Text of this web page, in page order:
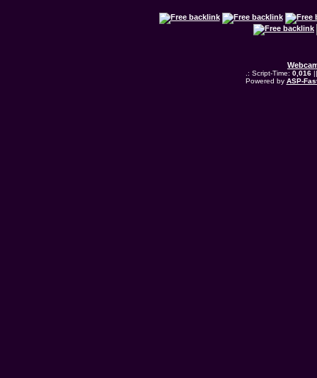
.: Script-Time: 0,016||
Powered by ASP-